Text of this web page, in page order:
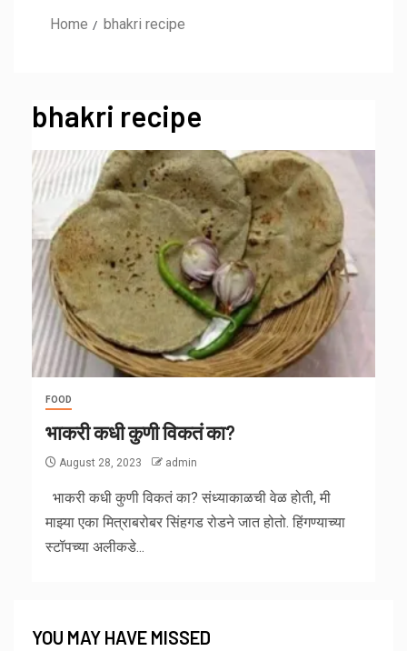
Home bhakri recipe
bhakri recipe
FOOD
भाकरी कधी कुणी विकतं का?
August 28, 2023 admin
भाकरी कधी कुणी विकतं का? संध्याकाळची वेळ होती, मी
माझ्या एका मित्राबरोबर सिंहगड रोडने जात होतो. हिंगण्याच्या
स्टॉपच्या अलीकडे...
YOU MAY HAVE MISSED